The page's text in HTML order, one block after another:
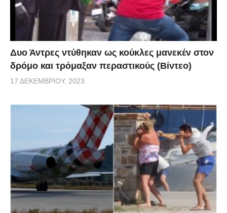
Δυο Άντρες ντύθηκαν ως κούκλες μανεκέν στον
δρόμο και τρόμαξαν περαστικούς (Βίντεο)
17 ΔΕΚΕΜΒΡΊΟΥ, 2023